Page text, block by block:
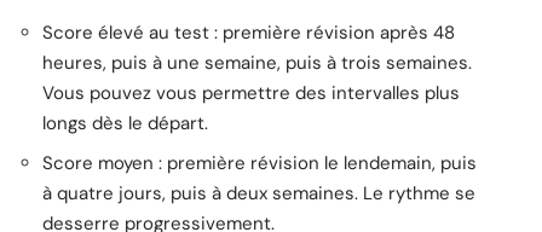
Score élevé au test : première révision après 48
heures, puis à une semaine, puis à trois semaines.
Vous pouvez vous permettre des intervalles plus
longs dès le départ.
Score moyen : première révision le lendemain, puis
à quatre jours, puis à deux semaines. Le rythme se
desserre progressivement.